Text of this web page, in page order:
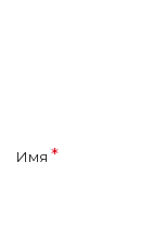
Имя *